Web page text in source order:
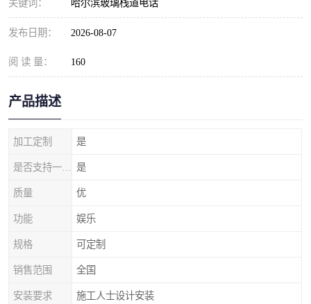
关键词： 哈尔滨玻璃栈道电话
发布日期： 2026-08-07
阅 读 量： 160
产品描述
加工定制 是
是
质量 优
功能 娱乐
规格 可定制
销售范围 全国
安装要求 施工人士设计安装